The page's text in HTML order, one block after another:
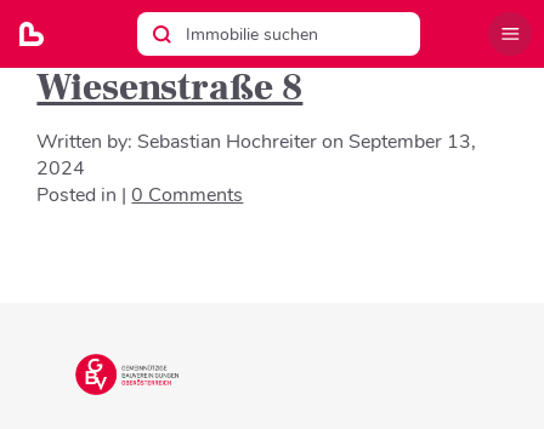
Wiesenstraße 8
Written by:Sebastian HochreiteronSeptember 13,
2024
Posted in |0 Comments